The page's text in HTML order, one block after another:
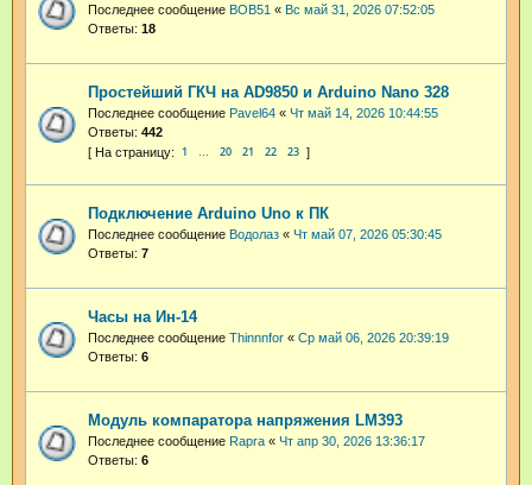
Последнее сообщение BOB51 « Вс май 31, 2026 07:52:05
Ответы: 18
Простейший ГКЧ на AD9850 и Arduino Nano 328
Последнее сообщение Pavel64 « Чт май 14, 2026 10:44:55
Ответы: 442
1 … 20 21 22 23
Подключение Arduino Uno к ПК
Последнее сообщение Водолаз « Чт май 07, 2026 05:30:45
Ответы: 7
Часы на Ин-14
Последнее сообщение Thinnnfor « Ср май 06, 2026 20:39:19
Ответы: 6
Модуль компаратора напряжения LM393
Последнее сообщение Rapra « Чт апр 30, 2026 13:36:17
Ответы: 6